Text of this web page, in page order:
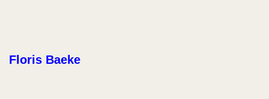
Floris Baeke